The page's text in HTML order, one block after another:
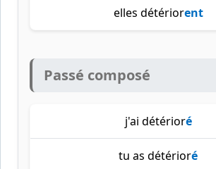
elles détériorent
Passé composé
j'ai détérioré
tu as détérioré